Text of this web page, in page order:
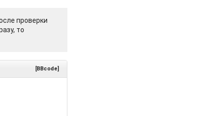
проверки
то
[BBcode]